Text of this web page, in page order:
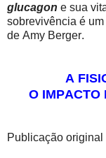
glucagon e sua
sobrevivência é
de Amy Berger.
A
O IMPACTO
Publicação